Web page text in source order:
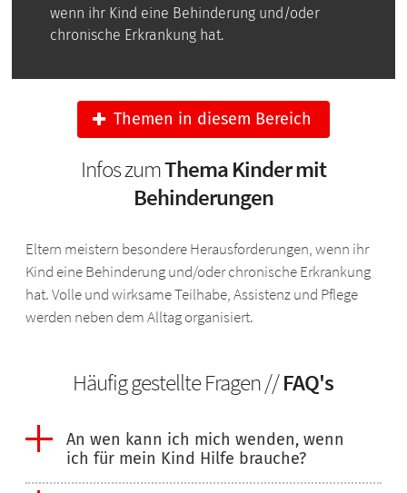
wenn ihr Kind eine Behinderung und/oder
chronische Erkrankung hat.
Themen in diesem Bereich
Infos zumThema Kinder mit
Behinderungen
Eltern meistern besondere Herausforderungen, wenn ihr
Kind eine Behinderung und/oder chronische Erkrankung
hat. Volle und wirksame Teilhabe, Assistenz und Pflege
werden neben dem Alltag organisiert.
Häufig gestellte Fragen //FAQ's
An wen kann ich mich wenden, wenn
ich für mein Kind Hilfe brauche?